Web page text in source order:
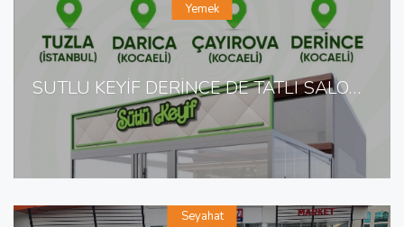
SÜTLÜ KEYİF DERİNCE DE TATLI SALONU
Yemek
Seyahat